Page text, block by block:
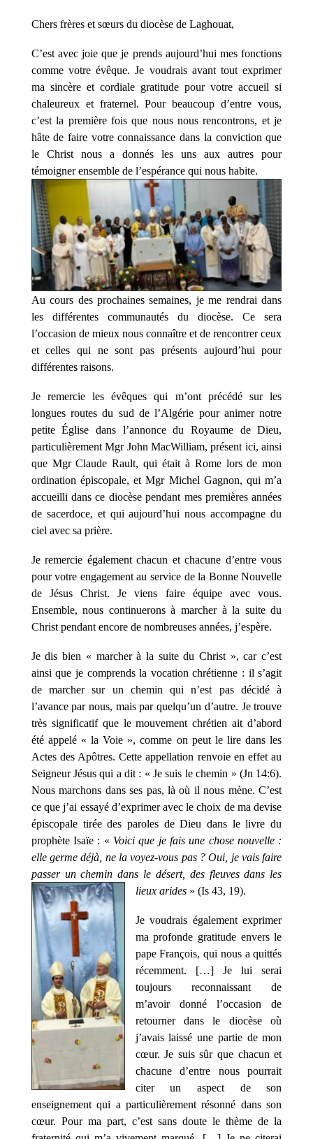
Chers frères et sœurs du diocèse de Laghouat,
C’est avec joie que je prends aujourd’hui mes fonctions
comme votre évêque. Je voudrais avant tout exprimer
ma sincère et cordiale gratitude pour votre accueil si
chaleureux et fraternel. Pour beaucoup d’entre vous,
c’est la première fois que nous nous rencontrons, et je
hâte de faire votre connaissance dans la conviction que
le Christ nous a donnés les uns aux autres pour
témoigner ensemble de l’espérance qui nous habite.
Au cours des prochaines semaines, je me rendrai dans
les différentes communautés du diocèse. Ce sera
l’occasion de mieux nous connaître et de rencontrer ceux
et celles qui ne sont pas présents aujourd’hui pour
différentes raisons.
Je remercie les évêques qui m’ont précédé sur les
longues routes du sud de l’Algérie pour animer notre
petite Église dans l’annonce du Royaume de Dieu,
particulièrement Mgr John MacWilliam, présent ici, ainsi
que Mgr Claude Rault, qui était à Rome lors de mon
ordination épiscopale, et Mgr Michel Gagnon, qui m’a
accueilli dans ce diocèse pendant mes premières années
de sacerdoce, et qui aujourd’hui nous accompagne du
ciel avec sa prière.
Je remercie également chacun et chacune d’entre vous
pour votre engagement au service de la Bonne Nouvelle
de Jésus Christ. Je viens faire équipe avec vous.
Ensemble, nous continuerons à marcher à la suite du
Christ pendant encore de nombreuses années, j’espère.
Je dis bien « marcher à la suite du Christ », car c’est
ainsi que je comprends la vocation chrétienne : il s’agit
de marcher sur un chemin qui n’est pas décidé à
l’avance par nous, mais par quelqu’un d’autre. Je trouve
très significatif que le mouvement chrétien ait d’abord
été appelé « la Voie », comme on peut le lire dans les
Actes des Apôtres. Cette appellation renvoie en effet au
Seigneur Jésus qui a dit : « Je suis le chemin » (Jn 14:6).
Nous marchons dans ses pas, là où il nous mène. C’est
ce que j’ai essayé d’exprimer avec le choix de ma devise
épiscopale tirée des paroles de Dieu dans le livre du
prophète Isaïe : « Voici que je fais une chose nouvelle :
elle germe déjà, ne la voyez-vous pas ? Oui, je vais faire
passer un chemin dans le désert, des fleuves dans les
lieux arides» (Is 43, 19).
Je voudrais également exprimer
ma profonde gratitude envers le
pape François, qui nous a quittés
récemment. […] Je lui serai
toujours reconnaissant de
m’avoir donné l’occasion de
retourner dans le diocèse où
j’avais laissé une partie de mon
cœur. Je suis sûr que chacun et
chacune d’entre nous pourrait
citer un aspect de son
enseignement qui a particulièrement résonné dans son
cœur. Pour ma part, c’est sans doute le thème de la